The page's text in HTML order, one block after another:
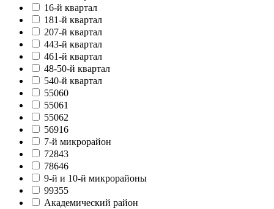
16-й квартал
181-й квартал
207-й квартал
443-й квартал
461-й квартал
48-50-й квартал
540-й квартал
55060
55061
55062
56916
7-й микрорайон
72843
78646
9-й и 10-й микрорайоны
99355
Академический район